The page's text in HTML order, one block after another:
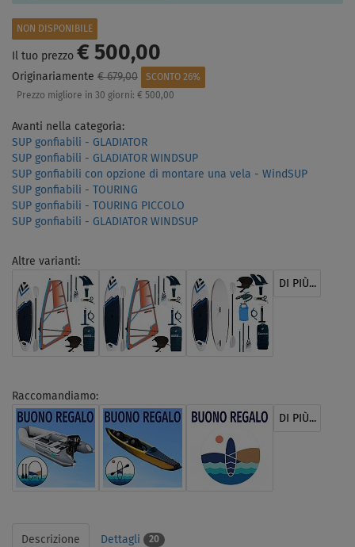
NON DISPONIBILE
Il tuo prezzo € 500,00
Originariamente € 679,00
SCONTO 26%
Prezzo migliore in 30 giorni: € 500,00
Avanti nella categoria:
SUP gonfiabili - GLADIATOR
SUP gonfiabili - GLADIATOR WINDSUP
SUP gonfiabili con opzione di montare una vela - WindSUP
SUP gonfiabili - TOURING
SUP gonfiabili - TOURING PICCOLO
SUP gonfiabili - GLADIATOR WINDSUP
Altre varianti:
DI PIÙ...
Raccomandiamo:
DI PIÙ...
Descrizione Dettagli 20